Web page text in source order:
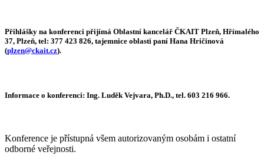
Přihlášky na konferenci přijímá Oblastní kancelář ČKAIT Plzeň, Hřímalého
37, Plzeň, tel: 377 423 826, tajemnice oblasti paní Hana Hričinová
(plzen@ckait.cz).
Informace o konferenci: Ing. Luděk Vejvara, Ph.D., tel. 603 216 966.
Konference je přístupná všem autorizovaným osobám i ostatní
odborné veřejnosti.